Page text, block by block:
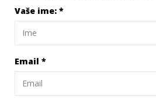
Vaše ime: *
Email *